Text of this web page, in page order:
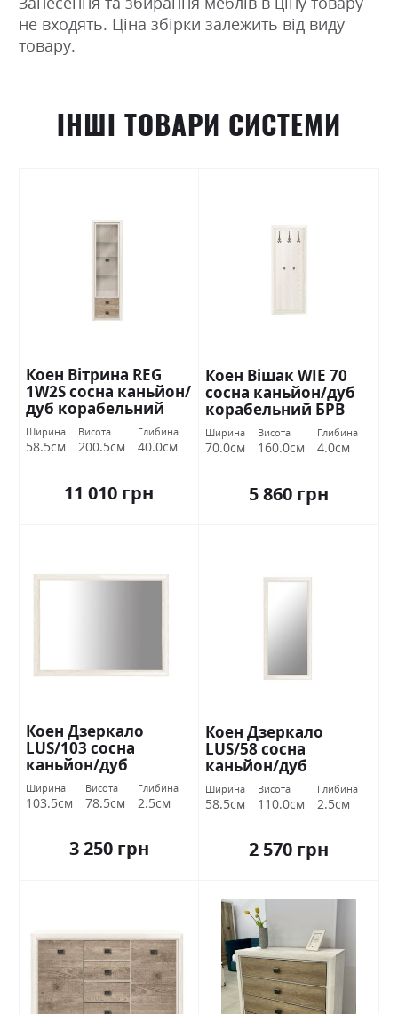
не входять. Ціна збірки залежить від виду
товару.
ІНШІ ТОВАРИ СИСТЕМИ
Коен Вітрина REG
1W2S сосна каньйон/
дуб корабельний
БРВ Україна
Ширина
58.5см
Висота
200.5см
Глибина
40.0см
11 010 грн
Коен Вішак WIE 70
сосна каньйон/дуб
корабельний БРВ
Україна
Ширина
70.0см
Висота
160.0см
Глибина
4.0см
5 860 грн
Коен Дзеркало
LUS/103 сосна
каньйон/дуб
корабельний БРВ
Україна
Ширина
103.5см
Висота
78.5см
Глибина
2.5см
3 250 грн
Коен Дзеркало
LUS/58 сосна
каньйон/дуб
корабельний БРВ
Україна
Ширина
58.5см
Висота
110.0см
Глибина
2.5см
2 570 грн